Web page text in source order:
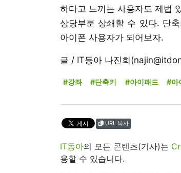
하다고 느끼는 사용자도 제법
상당부분 상쇄할 수 있다. 단
아이폰 사용자가 되어보자.
글 / IT동아 나진희
#강좌 #단축키 #아이패드 #아
URL 복사
IT동아의 모든 콘텐츠(기사)는
용할 수 있습니다.